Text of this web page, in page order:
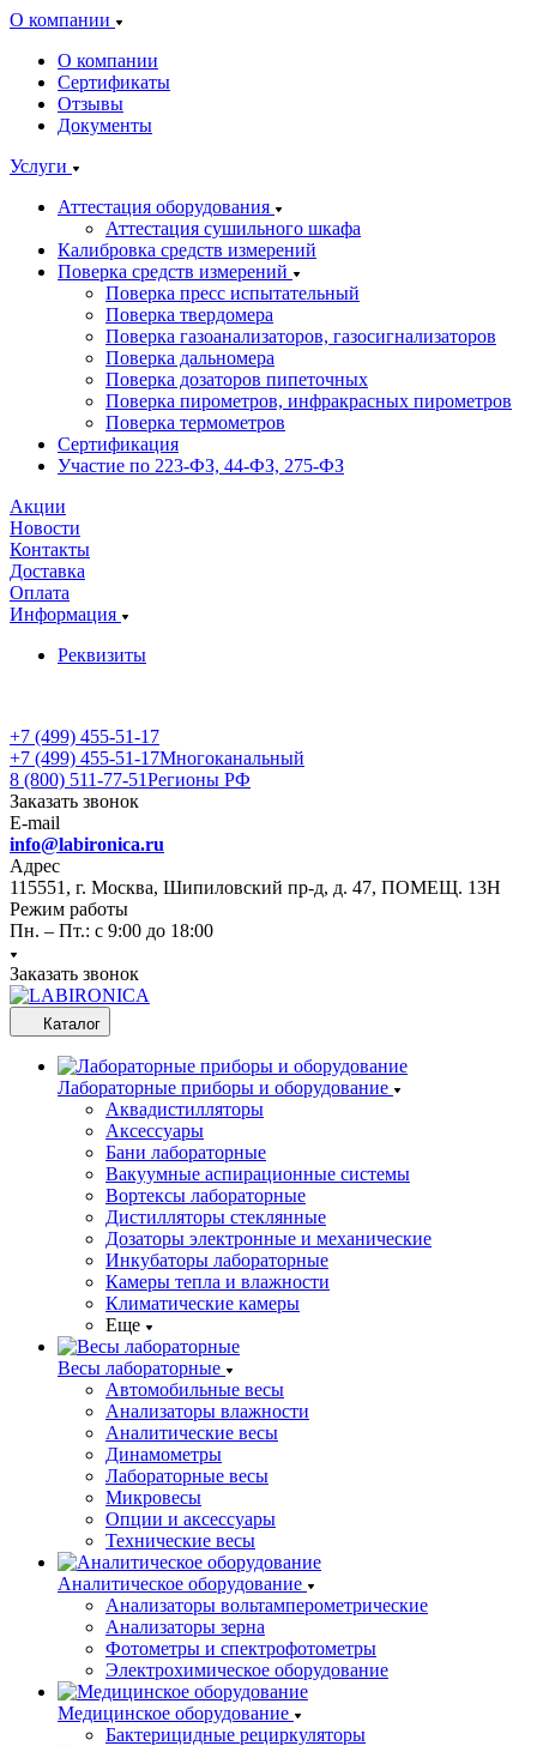
О компании
О компании
Сертификаты
Отзывы
Документы
Услуги
Аттестация оборудования
Аттестация сушильного шкафа
Калибровка средств измерений
Поверка средств измерений
Поверка пресс испытательный
Поверка твердомера
Поверка газоанализаторов, газосигнализаторов
Поверка дальномера
Поверка дозаторов пипеточных
Поверка пирометров, инфракрасных пирометров
Поверка термометров
Сертификация
Участие по 223-ФЗ, 44-ФЗ, 275-ФЗ
Акции
Новости
Контакты
Доставка
Оплата
Информация
Реквизиты
+7 (499) 455-51-17
+7 (499) 455-51-17Многоканальный
8 (800) 511-77-51Регионы РФ
Заказать звонок
E-mail
info@labironica.ru
Адрес
115551, г. Москва, Шипиловский пр-д, д. 47, ПОМЕЩ. 13Н
Режим работы
Пн. – Пт.: с 9:00 до 18:00
Заказать звонок
Каталог
Лабораторные приборы и оборудование
Аквадистилляторы
Аксессуары
Бани лабораторные
Вакуумные аспирационные системы
Вортексы лабораторные
Дистилляторы стеклянные
Дозаторы электронные и механические
Инкубаторы лабораторные
Камеры тепла и влажности
Климатические камеры
Еще
Весы лабораторные
Автомобильные весы
Анализаторы влажности
Аналитические весы
Динамометры
Лабораторные весы
Микровесы
Опции и аксессуары
Технические весы
Аналитическое оборудование
Анализаторы вольтамперометрические
Анализаторы зерна
Фотометры и спектрофотометры
Электрохимическое оборудование
Медицинское оборудование
Бактерицидные рециркуляторы